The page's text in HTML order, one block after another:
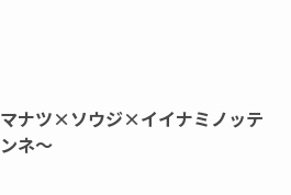
マナツ×ソウジ×イイナミノッテ
ンネ～